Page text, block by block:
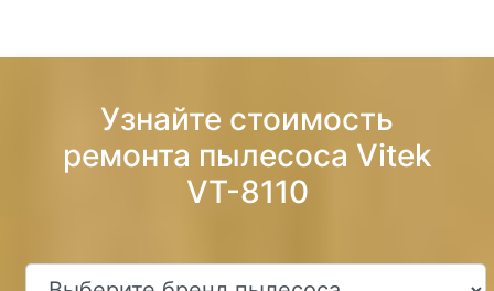
Узнайте стоимость
ремонта пылесоса Vitek
VT-8110